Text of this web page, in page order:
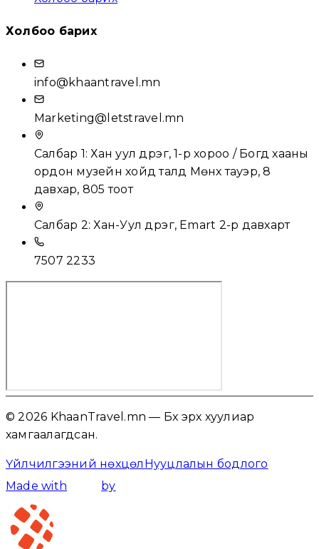
Холбоо барих
info@khaantravel.mn
Marketing@letstravel.mn
Салбар 1: Хан уул дүүрэг, 1-р хороо / Богд хааны
ордон музейн хойд талд Мөнх тауэр, 8
давхар, 805 тоот
Салбар 2: Хан-Уул дүүрэг, Emart 2-р давхарт
7507 2233
© 2026 KhaanTravel.mn — Бүх эрх хуулиар
хамгаалагдсан.
Үйлчилгээний нөхцөл Нууцлалын бодлого
Made with
by